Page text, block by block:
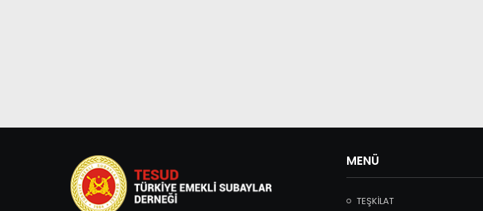
MENÜ
TEŞKİLAT